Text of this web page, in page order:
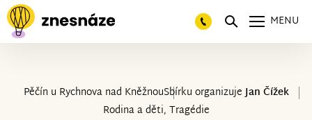
MENU
Pěčín u Rychnova nad KněžnouSbírku organizujeJan Čížek
Rodina a děti, Tragédie